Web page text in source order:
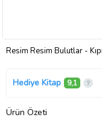
Resim Resim Bulutlar -
Hediye Kitap 9,1
Ürün Özeti